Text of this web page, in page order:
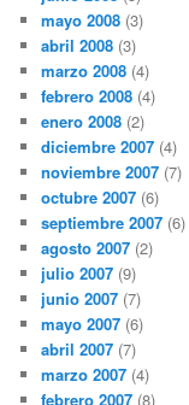
mayo 2008 (3)
abril 2008 (3)
marzo 2008 (4)
febrero 2008 (4)
enero 2008 (2)
diciembre 2007 (4)
noviembre 2007 (7)
octubre 2007 (6)
septiembre 2007 (6)
agosto 2007 (2)
julio 2007 (9)
junio 2007 (7)
mayo 2007 (6)
abril 2007 (7)
marzo 2007 (4)
febrero 2007 (8)